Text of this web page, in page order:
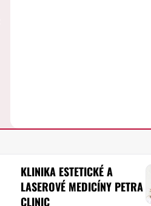
KLINIKA ESTETICKÉ A
LASEROVÉ MEDICÍNY PETRA
CLINIC